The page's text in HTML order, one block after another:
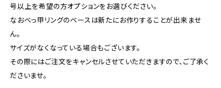
号以上を希望の方オプションをお選びください。
なおべっ甲リングのベースは新たにお作りすることが出来ませ
ん。
サイズがなくなっている場合もございます。
その際にはご注文をキャンセルさせていただきますので、ご了承く
ださいませ。